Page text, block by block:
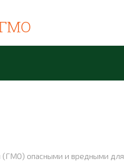
(ГМО) опасными и вредными для